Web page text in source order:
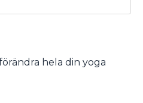
hela din yoga